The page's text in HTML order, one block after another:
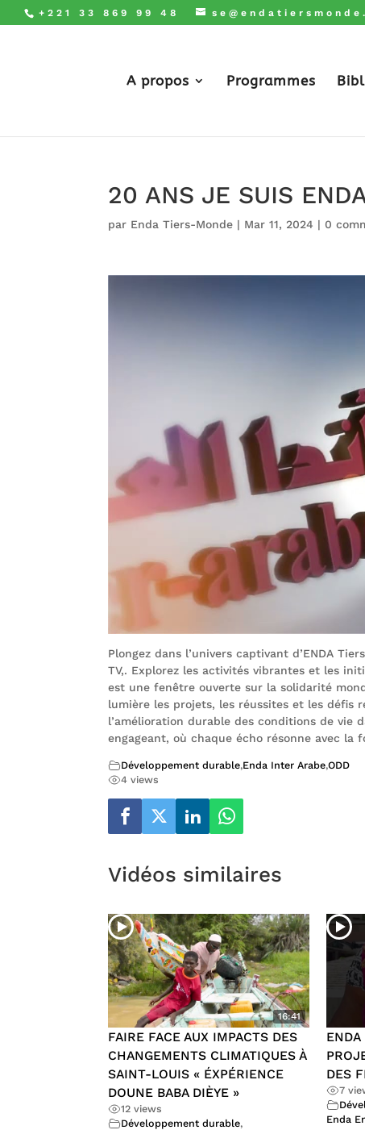
+221 33 869 99 48
A propos Programmes
20 ANS JE SUIS
par Enda Tiers-Monde | Mar 11, 2024 | 0
Plongez dans l’univers captivant d’ENDA
TV,. Explorez les activités vibrantes et les
est une fenêtre ouverte sur la solidarité
lumière les projets, les réussites et les défis
l’amélioration durable des conditions de vie
engageant, où chaque écho résonne avec
Développement durable,Enda Inter Arabe,ODD
4 views
Vidéos similaires
16:41
FAIRE FACE AUX IMPACTS DES
CHANGEMENTS CLIMATIQUES À
SAINT-LOUIS « ÉXPÉRIENCE
DOUNE BABA DIÈYE »
12 views
Développement durable,
DES
7
Enda